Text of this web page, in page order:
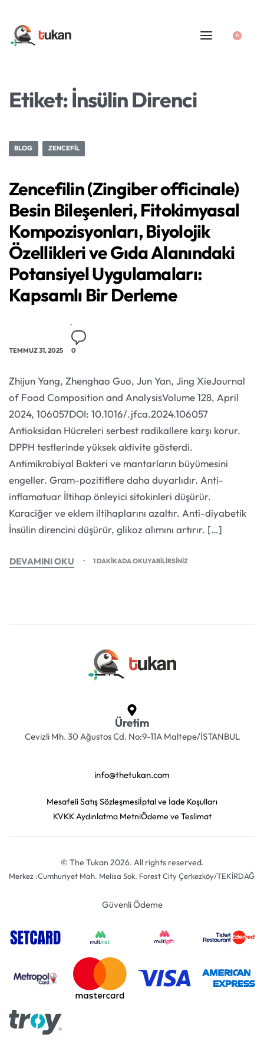
0
Etiket:İnsülin Direnci
BLOG ZENCEFIL
Zencefilin (Zingiber officinale)
Besin Bileşenleri, Fitokimyasal
Kompozisyonları, Biyolojik
Özellikleri ve Gıda Alanındaki
Potansiyel Uygulamaları:
Kapsamlı Bir Derleme
TEMMUZ 31, 2025 0
Zhijun Yang, Zhenghao Guo, Jun Yan, Jing XieJournal
of Food Composition and AnalysisVolume 128, April
2024, 106057DOI: 10.1016/.jfca.2024.106057
Antioksidan Hücreleri serbest radikallere karşı korur.
DPPH testlerinde yüksek aktivite gösterdi.
Antimikrobiyal Bakteri ve mantarların büyümesini
engeller. Gram-pozitiflere daha duyarlıdır. Anti-
inflamatuar İltihap önleyici sitokinleri düşürür.
Karaciğer ve eklem iltihaplarını azaltır. Anti-diyabetik
İnsülin direncini düşürür, glikoz alımını artırır. […]
DEVAMINI OKU 1 DAKIKADA OKUYABILIRSINIZ
Üretim
Cevizli Mh. 30 Ağustos Cd. No:9-11A Maltepe/İSTANBUL
info@thetukan.com
Mesafeli Satış Sözleşmesiİptal ve İade Koşulları
KVKK Aydınlatma MetniÖdeme ve Teslimat
© The Tukan 2026. All rights reserved.
Merkez :Cumhuriyet Mah. Melisa Sok. Forest City Çerkezköy/TEKİRDAĞ
Güvenli Ödeme